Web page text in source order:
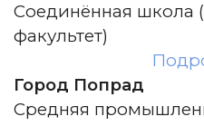
Соединённая школа
факультет)
Город Попрад
Средняя